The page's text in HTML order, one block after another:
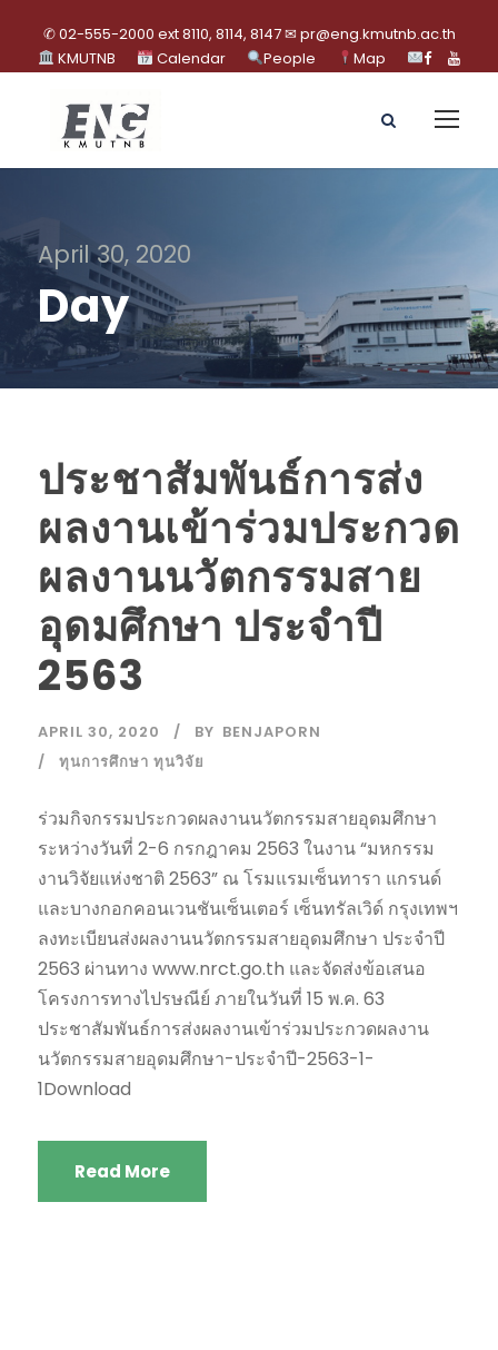
✆ 02-555-2000 ext 8110, 8114, 8147 ✉ pr@eng.kmutnb.ac.th
KMUTNB
Calendar People Map
April 30, 2020
Day
ประชาสัมพันธ์การส่ง
ผลงานเข้าร่วมประกวด
ผลงานนวัตกรรมสาย
อุดมศึกษา ประจำปี
2563
APRIL 30, 2020 BY BENJAPORN
ทุนการศึกษา ทุนวิจัย
ร่วมกิจกรรมประกวดผลงานนวัตกรรมสายอุดมศึกษา
ระหว่างวันที่ 2-6 กรกฎาคม 2563 ในงาน “มหกรรม
งานวิจัยแห่งชาติ 2563” ณ โรมแรมเซ็นทารา แกรนด์
และบางกอกคอนเวนชันเซ็นเตอร์ เซ็นทรัลเวิด์ กรุงเทพฯ
ลงทะเบียนส่งผลงานนวัตกรรมสายอุดมศึกษา ประจำปี
2563 ผ่านทาง www.nrct.go.th และจัดส่งข้อเสนอ
โครงการทางไปรษณีย์ ภายในวันที่ 15 พ.ค. 63
ประชาสัมพันธ์การส่งผลงานเข้าร่วมประกวดผลงาน
นวัตกรรมสายอุดมศึกษา-ประจำปี-2563-1-
1Download
Read More